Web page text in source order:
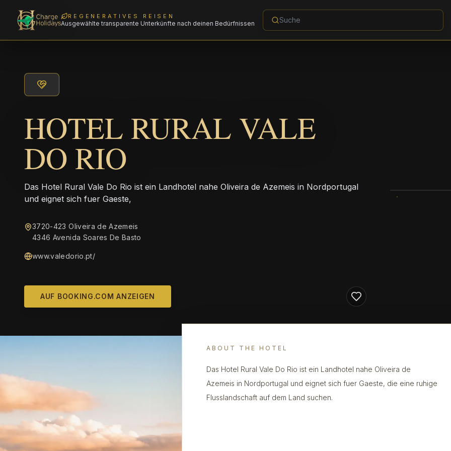
REGENERATIVES REISEN
Ausgewählte transparente Unterkünfte nach deinen Bedürfnissen
HOTEL RURAL VALE
DO RIO
Das Hotel Rural Vale Do Rio ist ein Landhotel nahe Oliveira de Azemeis in Nordportugal
und eignet sich fuer Gaeste,
3720-423 Oliveira de Azemeis
4346 Avenida Soares De Basto
www.valedorio.pt/
AUF BOOKING.COM ANZEIGEN
ABOUT THE HOTEL
Das Hotel Rural Vale Do Rio ist ein Landhotel nahe Oliveira de
Azemeis in Nordportugal und eignet sich fuer Gaeste, die eine ruhige
Flusslandschaft auf dem Land suchen.